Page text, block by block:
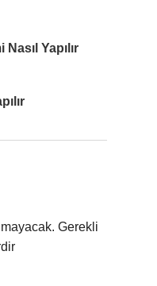
Yapılır
Gerekli